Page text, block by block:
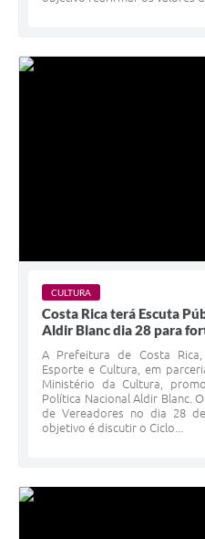
CULTURA
Costa Rica terá Escuta
Aldir Blanc dia 28 para
A Prefeitura de Costa
Esporte e Cultura, em
Ministério da Cultura,
Política Nacional Aldir Blanc.
de Vereadores no dia 28
objetivo é discutir o Ciclo...